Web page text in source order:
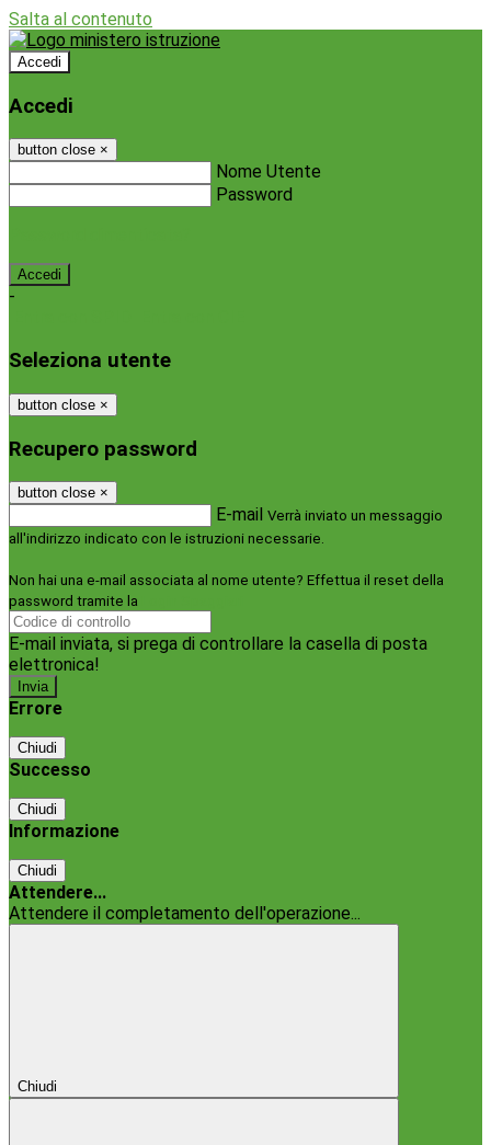
Salta al contenuto
Accedi
Accedi
button close ×
Nome Utente
Password
-
Seleziona utente
button close ×
Recupero password
button close ×
E-mail Verrà inviato un messaggio
all'indirizzo indicato con le istruzioni necessarie.
Non hai una e-mail associata al nome utente? Effettua il reset della
password tramite la
E-mail inviata, si prega di controllare la casella di posta
elettronica!
Errore
Chiudi
Successo
Chiudi
Informazione
Chiudi
Attendere...
Attendere il completamento dell'operazione...
Chiudi